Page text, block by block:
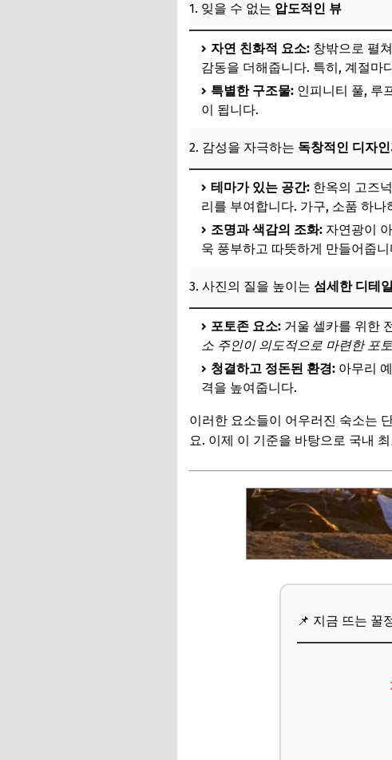
놓치지 마세요! 국내 인생
1. 자연 속 힐링, [가상 숙
2. 고즈넉한 아름다움, [가
3. 도심 속 아트 갤러리, [
📌 지금 뜨는 꿀정보! 놓
추가할인 코드 WRVE6
인생샷 숙소에서 ‘진짜 인
1. 시간과 빛을 활용하세
3. 숙소의 디테일을 놓치
4. 자연스러운 포즈와 표
📌 지금 뜨는 꿀정보! 놓
실패 없는 인생샷 숙소!
2. 포토존 정보와 이용 규
3. 주변 환경과 접근성 고
4. 계절별 특징과 날씨 변
📌 지금 뜨는 꿀정보! 놓
추가할인 코드 WRVE6
Q. 추천 숙소들은 언제
Q. 사진 촬영 시 삼각대
Q. 반려동물과 함께 인생
1. 잊을 수 없는 압도적인 뷰
자연 친화적 요소: 창밖으로 펼
감동을 더해줍니다. 특히, 계절마
특별한 구조물: 인피니티 풀, 루
이 됩니다.
2. 감성을 자극하는 독창적인 디자
테마가 있는 공간: 한옥의 고즈
리를 부여합니다. 가구, 소품 하
조명과 색감의 조화: 자연광이
욱 풍부하고 따뜻하게 만들어줍니
3. 사진의 질을 높이는 섬세한 디테
포토존 요소: 거울 셀카를 위한
소 주인이 의도적으로 마련한 포
청결하고 정돈된 환경: 아무리
격을 높여줍니다.
이러한 요소들이 어우러진 숙소는
요. 이제 이 기준을 바탕으로 국내
📌 지금 뜨는 꿀